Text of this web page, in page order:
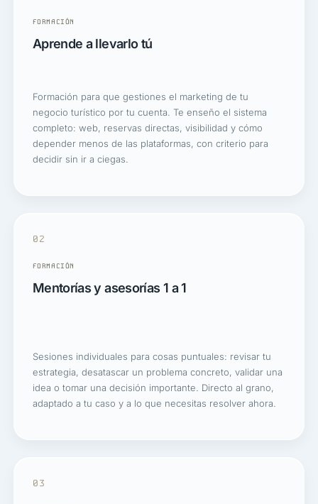
FORMACIÓN
Aprende a llevarlo tú
Formación para que gestiones el marketing de tu
negocio turístico por tu cuenta. Te enseño el sistema
completo: web, reservas directas, visibilidad y cómo
depender menos de las plataformas, con criterio para
decidir sin ir a ciegas.
02
FORMACIÓN
Mentorías y asesorías 1 a 1
Sesiones individuales para cosas puntuales: revisar tu
estrategia, desatascar un problema concreto, validar una
idea o tomar una decisión importante. Directo al grano,
adaptado a tu caso y a lo que necesitas resolver ahora.
03